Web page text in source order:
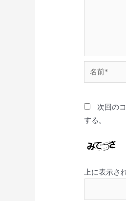
次回の
する。
上に表示さ